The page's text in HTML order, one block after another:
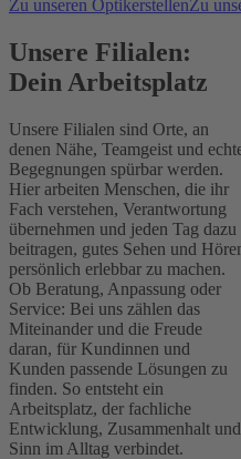
Zu unseren OptikerstellenZu
Unsere Filialen:
Dein Arbeitsplatz
Unsere Filialen sind Orte, an
denen Nähe, Teamgeist und
Begegnungen spürbar werden.
Hier arbeiten Menschen, die ihr
Fach verstehen, Verantwortung
übernehmen und jeden Tag dazu
beitragen, gutes Sehen und
persönlich erlebbar zu machen.
Ob Beratung, Anpassung oder
Service: Bei uns zählen das
Miteinander und die Freude
daran, für Kundinnen und
Kunden passende Lösungen zu
finden. So entsteht ein
Arbeitsplatz, der fachliche
Entwicklung, Zusammenhalt und
Sinn im Alltag verbindet.